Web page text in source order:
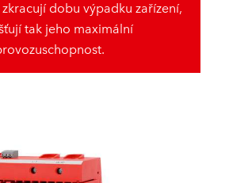
dobu výpadku zařízení,
tak jeho maximální